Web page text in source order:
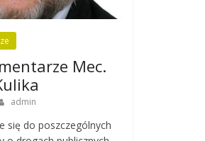
Mec.
admin
się do poszczególnych